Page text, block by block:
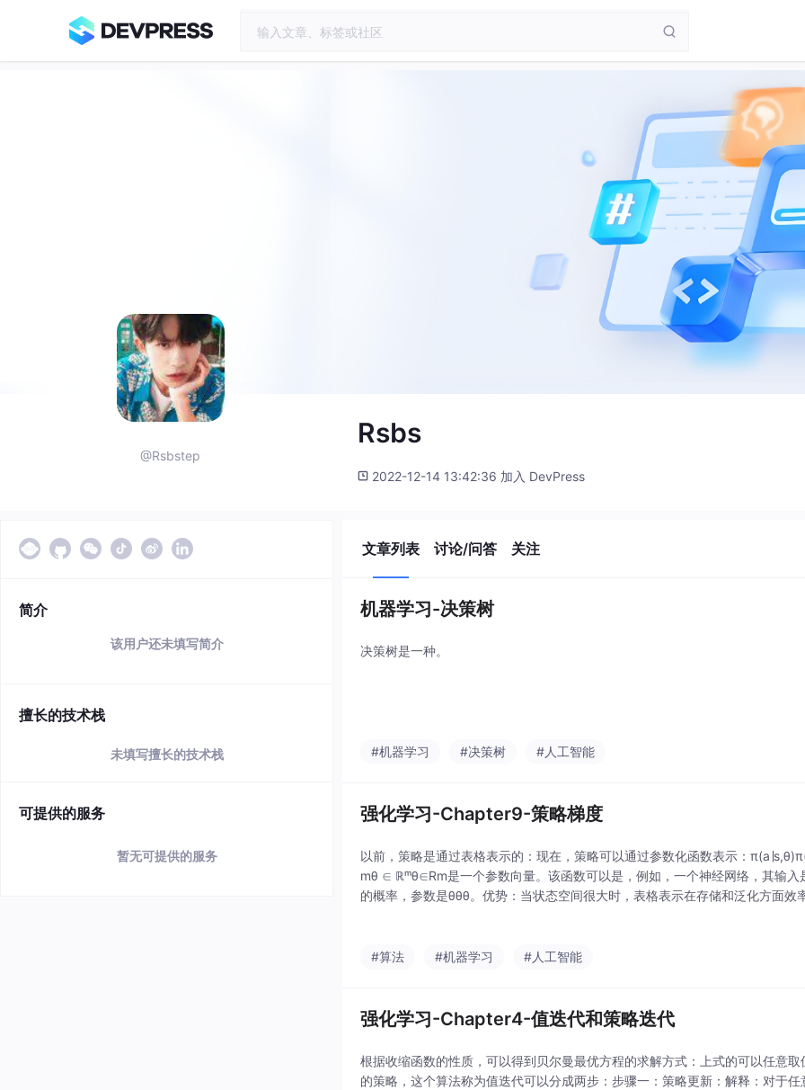
@Rsbstep
Rsbs
2022-12-14 13:42:36 加入 DevPress
简介
该用户还未填写简介
擅长的技术栈
未填写擅长的技术栈
可提供的服务
暂无可提供的服务
文章列表 讨论/问答 关注
机器学习-决策树
决策树是一种。
#机器学习 #决策树 #人工智能
强化学习-Chapter9-策略梯度
以前，策略是通过表格表示的：现在，策略可以通过参数化函数表示：
mθ ∈ ℝᵐθ∈Rm是一个参数向量。该函数可以是，例如，一个神经网络，其输入
的概率，参数是θθθ。优势：当状态空间很大时，表格表示在存储和泛化方面效
#算法 #机器学习 #人工智能
强化学习-Chapter4-值迭代和策略迭代
根据收缩函数的性质，可以得到贝尔曼最优方程的求解方式：上式的可以任意
的策略，这个算法称为值迭代可以分成两步：步骤一：策略更新：解释：对于